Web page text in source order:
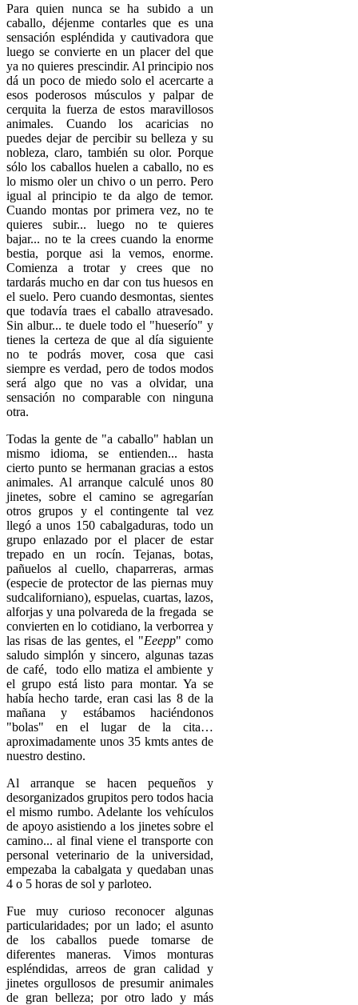
Para quien nunca se ha subido a un
caballo, déjenme contarles que es una
sensación espléndida y cautivadora que
luego se convierte en un placer del que
ya no quieres prescindir. Al principio nos
dá un poco de miedo solo el acercarte a
esos poderosos músculos y palpar de
cerquita la fuerza de estos maravillosos
animales. Cuando los acaricias no
puedes dejar de percibir su belleza y su
nobleza, claro, también su olor. Porque
sólo los caballos huelen a caballo, no es
lo mismo oler un chivo o un perro. Pero
igual al principio te da algo de temor.
Cuando montas por primera vez, no te
quieres subir... luego no te quieres
bajar... no te la crees cuando la enorme
bestia, porque asi la vemos, enorme.
Comienza a trotar y crees que no
tardarás mucho en dar con tus huesos en
el suelo. Pero cuando desmontas, sientes
que todavía traes el caballo atravesado.
Sin albur... te duele todo el "hueserío" y
tienes la certeza de que al día siguiente
no te podrás mover, cosa que casi
siempre es verdad, pero de todos modos
será algo que no vas a olvidar, una
sensación no comparable con ninguna
otra.
Todas la gente de "a caballo" hablan un
mismo idioma, se entienden... hasta
cierto punto se hermanan gracias a estos
animales. Al arranque calculé unos 80
jinetes, sobre el camino se agregarían
otros grupos y el contingente tal vez
llegó a unos 150 cabalgaduras, todo un
grupo enlazado por el placer de estar
trepado en un rocín. Tejanas, botas,
pañuelos al cuello, chaparreras, armas
(especie de protector de las piernas muy
sudcaliforniano), espuelas, cuartas, lazos,
alforjas y una polvareda de la fregada se
convierten en lo cotidiano, la verborrea y
las risas de las gentes, el "Eeepp" como
saludo simplón y sincero, algunas tazas
de café, todo ello matiza el ambiente y
el grupo está listo para montar. Ya se
había hecho tarde, eran casi las 8 de la
mañana y estábamos haciéndonos
"bolas" en el lugar de la cita…
aproximadamente unos 35 kmts antes de
nuestro destino.
Al arranque se hacen pequeños y
desorganizados grupitos pero todos hacia
el mismo rumbo. Adelante los vehículos
de apoyo asistiendo a los jinetes sobre el
camino... al final viene el transporte con
personal veterinario de la universidad,
empezaba la cabalgata y quedaban unas
4 o 5 horas de sol y parloteo.
Fue muy curioso reconocer algunas
particularidades; por un lado; el asunto
de los caballos puede tomarse de
diferentes maneras. Vimos monturas
espléndidas, arreos de gran calidad y
jinetes orgullosos de presumir animales
de gran belleza; por otro lado y más